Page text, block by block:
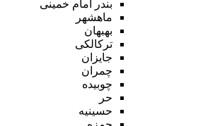
بندر امام خمینی
ماهشهر
بهبهان
ترکالکی
جایزان
چمران
چوبیده
حر
حسینیه